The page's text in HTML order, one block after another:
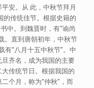
安。从 此，中秋节拜月
的传统佳节。根据史籍的
中。到魏晋时，有“谕尚
。 直到唐朝初年，中秋节
有“八月十五中秋节”。中
齐名，成为我国的主要
传统节日。根据我国的
个月，称为“仲秋”，而